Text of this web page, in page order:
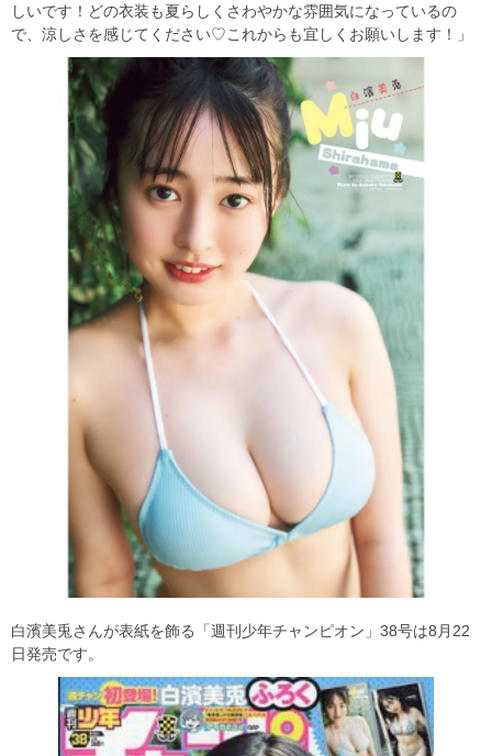
しいです！どの衣装も夏らしくさわやかな雰囲気になっているの
で、涼しさを感じてください♡これからも宜しくお願いします！」
白濱美兎さんが表紙を飾る「週刊少年チャンピオン」38号は8月22
日発売です。